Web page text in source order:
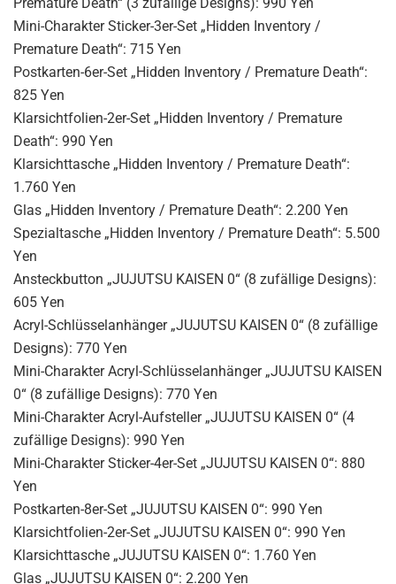
Premature Death“ (3 zufällige Designs): 990 Yen
Mini-Charakter Sticker-3er-Set „Hidden Inventory /
Premature Death“: 715 Yen
Postkarten-6er-Set „Hidden Inventory / Premature Death“:
825 Yen
Klarsichtfolien-2er-Set „Hidden Inventory / Premature
Death“: 990 Yen
Klarsichttasche „Hidden Inventory / Premature Death“:
1.760 Yen
Glas „Hidden Inventory / Premature Death“: 2.200 Yen
Spezialtasche „Hidden Inventory / Premature Death“: 5.500
Yen
Ansteckbutton „JUJUTSU KAISEN 0“ (8 zufällige Designs):
605 Yen
Acryl-Schlüsselanhänger „JUJUTSU KAISEN 0“ (8 zufällige
Designs): 770 Yen
Mini-Charakter Acryl-Schlüsselanhänger „JUJUTSU KAISEN
0“ (8 zufällige Designs): 770 Yen
Mini-Charakter Acryl-Aufsteller „JUJUTSU KAISEN 0“ (4
zufällige Designs): 990 Yen
Mini-Charakter Sticker-4er-Set „JUJUTSU KAISEN 0“: 880
Yen
Postkarten-8er-Set „JUJUTSU KAISEN 0“: 990 Yen
Klarsichtfolien-2er-Set „JUJUTSU KAISEN 0“: 990 Yen
Klarsichttasche „JUJUTSU KAISEN 0“: 1.760 Yen
Glas „JUJUTSU KAISEN 0“: 2.200 Yen